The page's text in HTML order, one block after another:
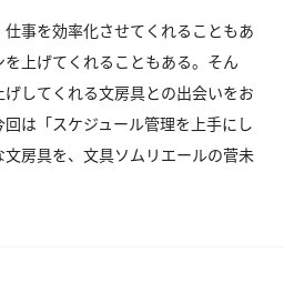
事を効率化させてくれることもあ
上げてくれることもある。そん
してくれる文房具との出会いをお
は「スケジュール管理を上手にし
房具を、文具ソムリエールの菅未